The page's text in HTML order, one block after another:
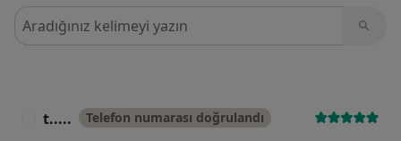
Görüşler içerisinde ara
t..... Telefon numarası doğrulandı